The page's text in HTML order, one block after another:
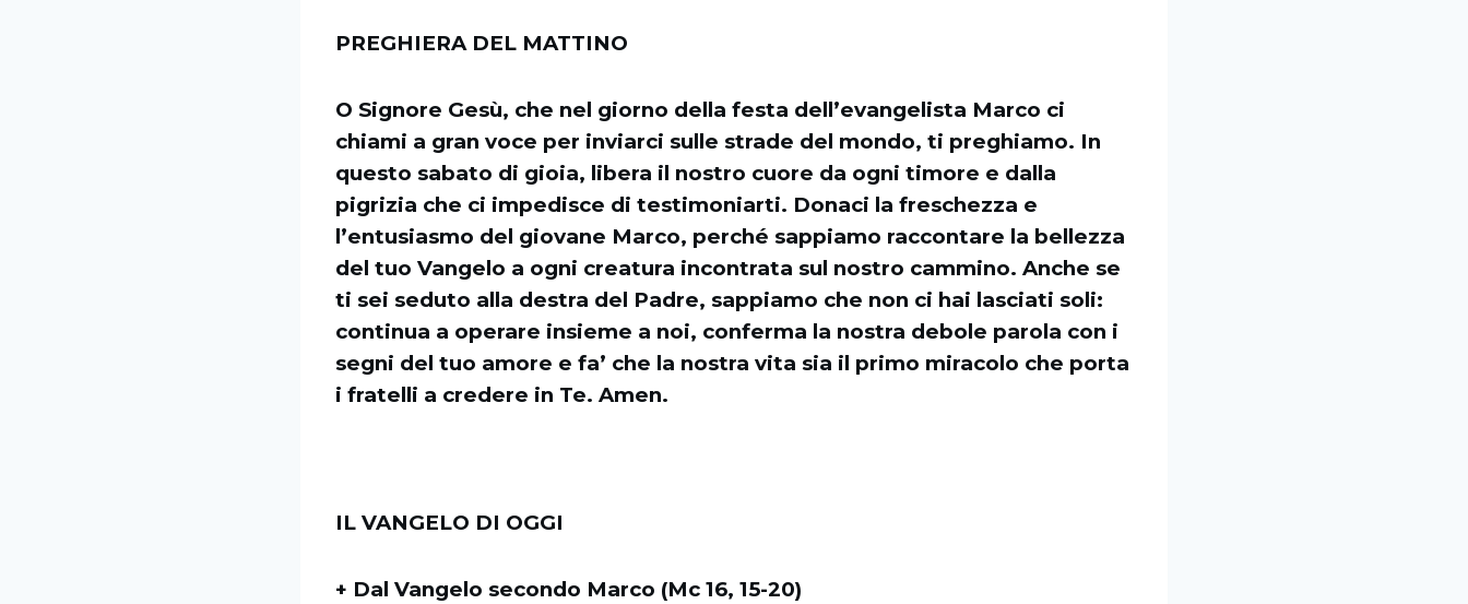
PREGHIERA DEL MATTINO
O Signore Gesù, che nel giorno della festa dell’evangelista Marco ci
chiami a gran voce per inviarci sulle strade del mondo, ti preghiamo. In
questo sabato di gioia, libera il nostro cuore da ogni timore e dalla
pigrizia che ci impedisce di testimoniarti. Donaci la freschezza e
l’entusiasmo del giovane Marco, perché sappiamo raccontare la bellezza
del tuo Vangelo a ogni creatura incontrata sul nostro cammino. Anche se
ti sei seduto alla destra del Padre, sappiamo che non ci hai lasciati soli:
continua a operare insieme a noi, conferma la nostra debole parola con i
segni del tuo amore e fa’ che la nostra vita sia il primo miracolo che porta
i fratelli a credere in Te. Amen.
IL VANGELO DI OGGI
+ Dal Vangelo secondo Marco (Mc 16, 15-20)